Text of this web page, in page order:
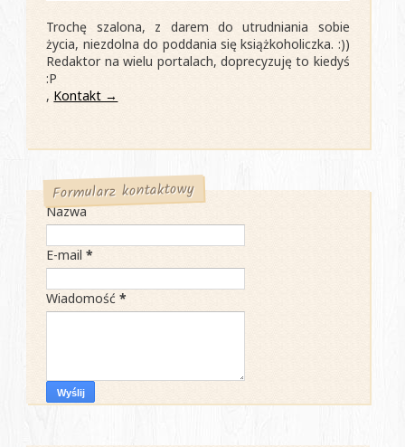
Trochę szalona, z darem do utrudniania sobie
życia, niezdolna do poddania się książkoholiczka. :))
Redaktor na wielu portalach, doprecyzuję to kiedyś
:P
, Kontakt →
Formularz kontaktowy
Nazwa
E-mail*
Wiadomość*